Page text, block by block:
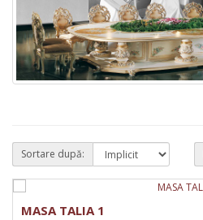
Sortare după:
MASA TALIA 1